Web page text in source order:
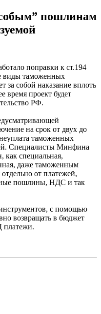
пошлинам
поправки к ст.194
виды таможенных
за собой наказание вплоть
время проект будет
РФ.
на срок от двух до
таможенных
Специалисты Минфина
как специальная,
даже таможенным
от платежей,
пошлины, НДС и так
с помощью
возвращать в бюджет
платежи.